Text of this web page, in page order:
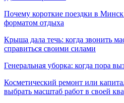
Почему короткие поездки в
форматом отдыха
Крыша дала течь: когда звонить
справиться своими силами
Генеральная уборка: когда пора
Косметический ремонт или
выбрать масштаб работ в своей